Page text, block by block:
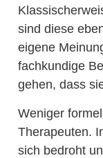
sind diese
eigene
fachkundige
gehen, dass
Weniger
Therapeuten.
sich bedroht